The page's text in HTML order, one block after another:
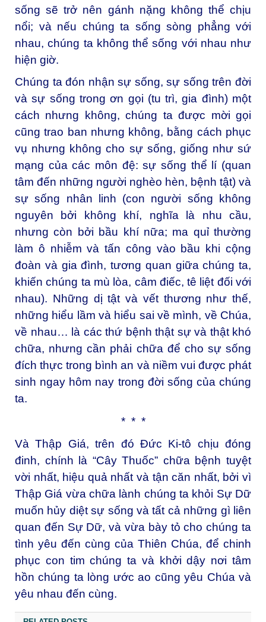
sống sẽ trở nên gánh nặng không thể chịu
nổi; và nếu chúng ta sống sòng phẳng với
nhau, chúng ta không thể sống với nhau như
hiện giờ.
Chúng ta đón nhận sự sống, sự sống trên đời
và sự sống trong ơn gọi (tu trì, gia đình) một
cách nhưng không, chúng ta được mời gọi
cũng trao ban nhưng không, bằng cách phục
vụ nhưng không cho sự sống, giống như sứ
mạng của các môn đệ: sự sống thể lí (quan
tâm đến những người nghèo hèn, bệnh tật) và
sự sống nhân linh (con người sống không
nguyên bởi không khí, nghĩa là nhu cầu,
nhưng còn bởi bầu khí nữa; ma quỉ thường
làm ô nhiễm và tấn công vào bầu khi cộng
đoàn và gia đình, tương quan giữa chúng ta,
khiến chúng ta mù lòa, câm điếc, tê liệt đối với
nhau). Những dị tật và vết thương như thế,
những hiểu lầm và hiểu sai về mình, về Chúa,
về nhau… là các thứ bệnh thật sự và thật khó
chữa, nhưng cần phải chữa để cho sự sống
đích thực trong bình an và niềm vui được phát
sinh ngay hôm nay trong đời sống của chúng
ta.
* * *
Và Thập Giá, trên đó Đức Ki-tô chịu đóng
đinh, chính là “Cây Thuốc” chữa bệnh tuyệt
vời nhất, hiệu quả nhất và tận căn nhất, bởi vì
Thập Giá vừa chữa lành chúng ta khỏi Sự Dữ
muốn hủy diệt sự sống và tất cả những gì liên
quan đến Sự Dữ, và vừa bày tỏ cho chúng ta
tình yêu đến cùng của Thiên Chúa, để chinh
phục con tim chúng ta và khởi dậy nơi tâm
hồn chúng ta lòng ước ao cũng yêu Chúa và
yêu nhau đến cùng.